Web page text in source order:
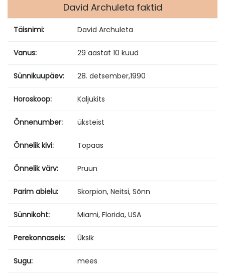
David Archuleta faktid
Täisnimi: David Archuleta
Vanus: 29 aastat 10 kuud
Sünnikuupäev: 28. detsember,1990
Horoskoop: Kaljukits
Õnnenumber: üksteist
Õnnelik kivi: Topaas
Õnnelik värv: Pruun
Parim abielu: Skorpion, Neitsi, Sõnn
Sünnikoht: Miami, Florida, USA
Perekonnaseis: Üksik
Sugu: mees